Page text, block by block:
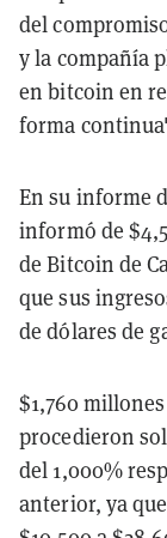
del
y la compañía
en bitcoin en
forma
En su informe
informó de$4,
de Bitcoin de
que sus
de dólaresde
$1,760
procedieron
del 1,000%
anterior, ya